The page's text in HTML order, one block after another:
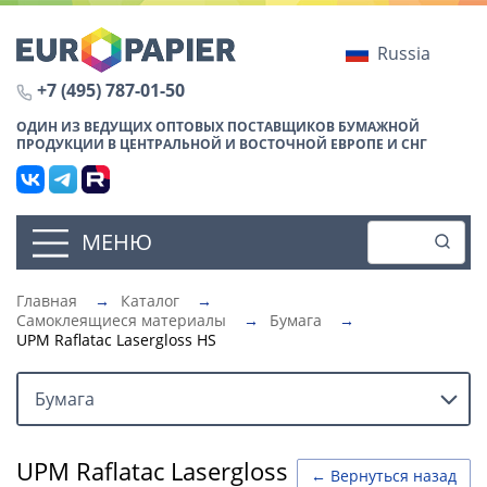
Russia
+7 (495) 787-01-50
ОДИН ИЗ ВЕДУЩИХ ОПТОВЫХ ПОСТАВЩИКОВ БУМАЖНОЙ
ПРОДУКЦИИ В ЦЕНТРАЛЬНОЙ И ВОСТОЧНОЙ ЕВРОПЕ И СНГ
МЕНЮ
Главная → Каталог
→
Самоклеящиеся материалы
→ Бумага
→
UPM Raflatac Lasergloss HS
Бумага
← Вернуться назад
UPM Raflatac Lasergloss